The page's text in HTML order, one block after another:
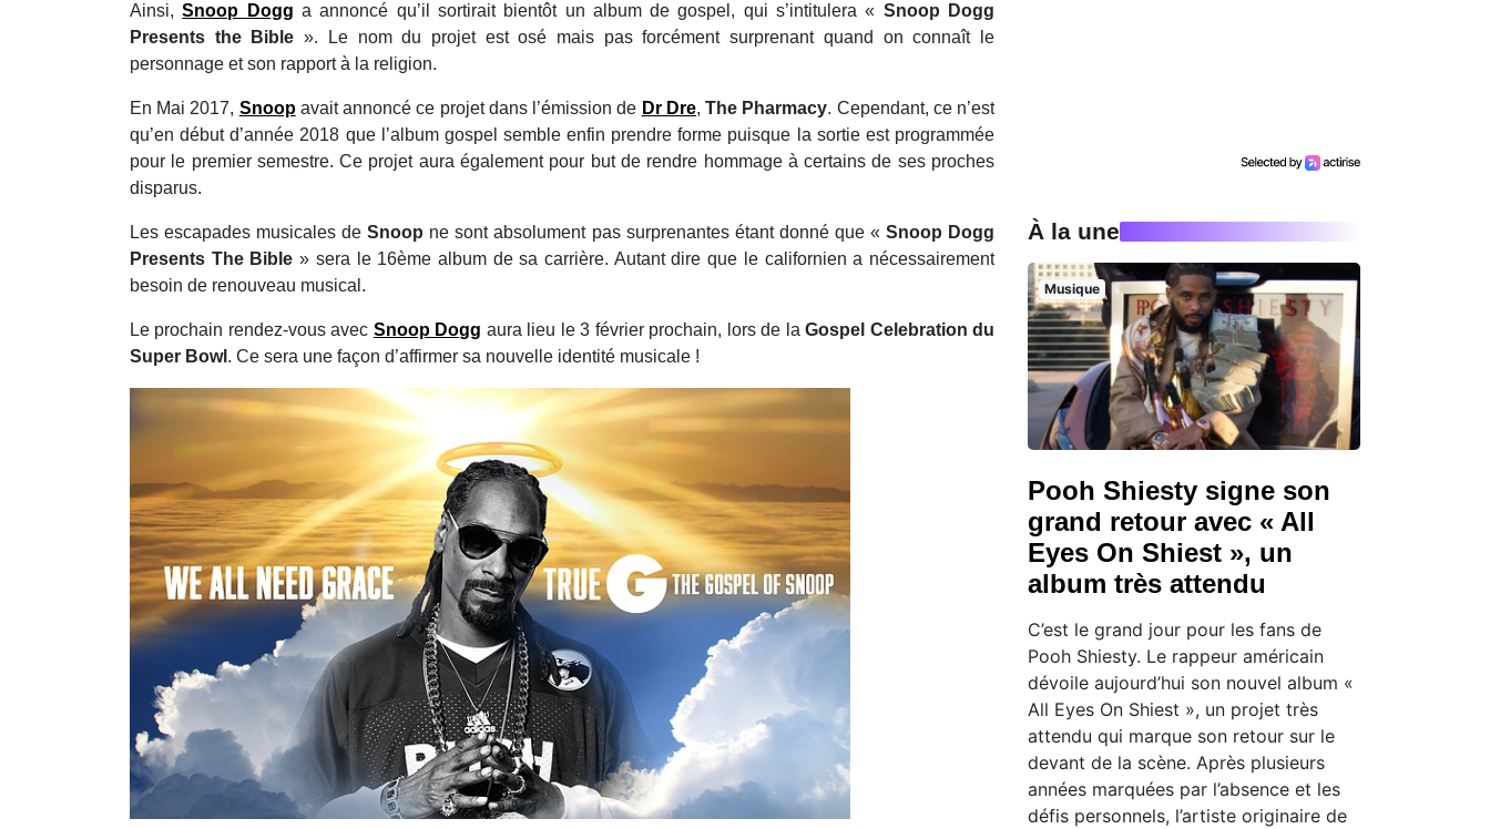
Ainsi,Snoop Dogg a annoncé qu’il sortirait bientôt un album de gospel, qui s’intitulera « Snoop Dogg
Presents the Bible ». Le nom du projet est osé mais pas forcément surprenant quand on connaît le
personnage et son rapport à la religion.
En Mai 2017, Snoop avait annoncé ce projet dans l’émission de Dr Dre,The Pharmacy. Cependant, ce n’est
qu’en début d’année 2018 que l’album gospel semble enfin prendre forme puisque la sortie est programmée
pour le premier semestre. Ce projet aura également pour but de rendre hommage à certains de ses proches
disparus.
Les escapades musicales deSnoop ne sont absolument pas surprenantes étant donné que « Snoop Dogg
Presents The Bible » sera le 16ème album de sa carrière. Autant dire que le californien a nécessairement
besoin de renouveau musical.
Le prochain rendez-vous avec Snoop Dogg aura lieu le 3 février prochain, lors de laGospel Celebration du
Super Bowl . Ce sera une façon d’affirmer sa nouvelle identité musicale !
À la une
Musique
Pooh Shiesty signe son
grand retour avec « All
Eyes On Shiest », un
album très attendu
C’est le grand jour pour les fans de
Pooh Shiesty. Le rappeur américain
dévoile aujourd’hui son nouvel album «
All Eyes On Shiest », un projet très
attendu qui marque son retour sur le
devant de la scène. Après plusieurs
années marquées par l’absence et les
défis personnels, l’artiste originaire de